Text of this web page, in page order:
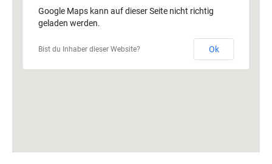
Google Maps kann auf dieser Seite nicht richtig
geladen werden.
Bist du Inhaber dieser Website? Ok